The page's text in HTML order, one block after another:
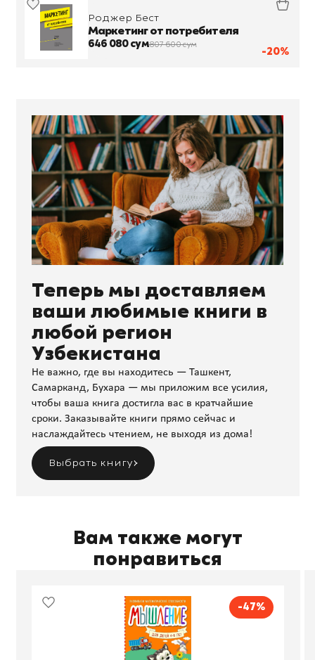
-20%
Роджер Бест
Маркетинг от потребителя
646 080 сум807 600 сум
Теперь мы доставляем
ваши любимые книги в
любой регион
Узбекистана
Не важно, где вы находитесь — Ташкент,
Самарканд, Бухара — мы приложим все усилия,
чтобы ваша книга достигла вас в кратчайшие
сроки. Заказывайте книги прямо сейчас и
наслаждайтесь чтением, не выходя из дома!
Выбрать книгу
Вам также могут
понравиться
-47%